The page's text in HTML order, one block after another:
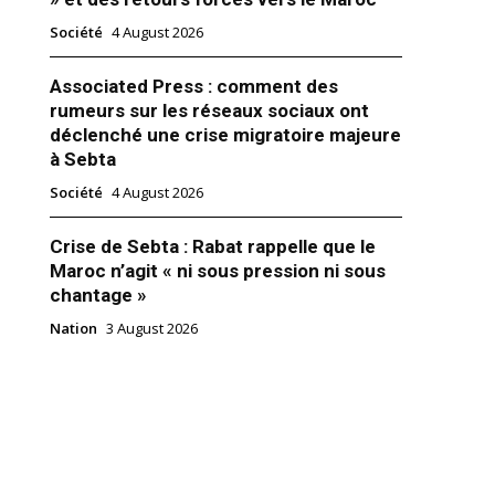
citoyens touchés par le
l’abri y compris en cas
2023
Société 4 August 2026
Associated Press : comment des
rumeurs sur les réseaux sociaux ont
déclenché une crise migratoire majeure
à Sebta
Société 4 August 2026
Crise de Sebta : Rabat rappelle que le
Maroc n’agit « ni sous pression ni sous
chantage »
Nation 3 August 2026